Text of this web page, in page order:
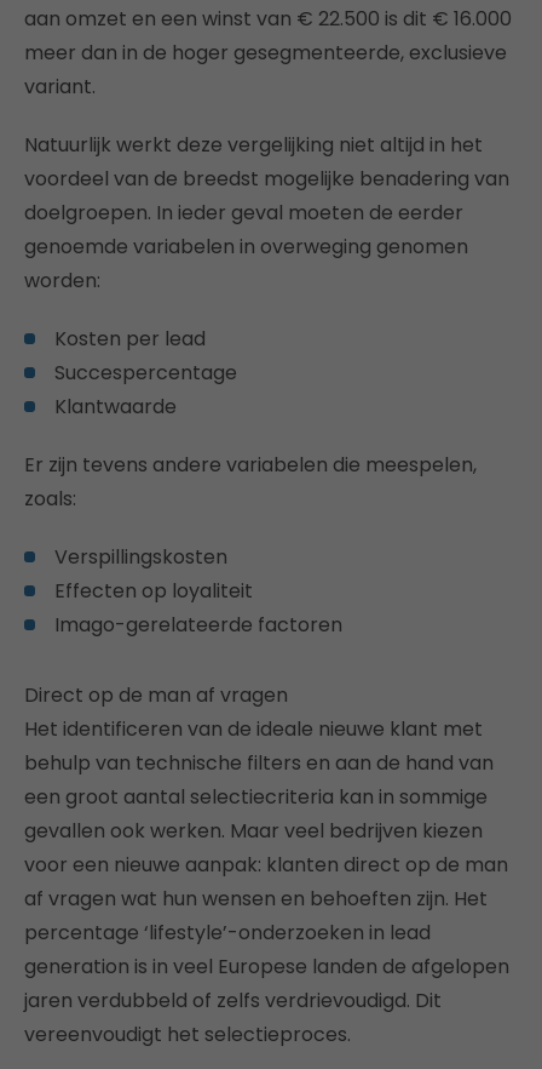
aan omzet en een winst van € 22.500 is dit € 16.000
meer dan in de hoger gesegmenteerde, exclusieve
variant.
Natuurlijk werkt deze vergelijking niet altijd in het
voordeel van de breedst mogelijke benadering van
doelgroepen. In ieder geval moeten de eerder
genoemde variabelen in overweging genomen
worden:
Kosten per lead
Succespercentage
Klantwaarde
Er zijn tevens andere variabelen die meespelen,
zoals:
Verspillingskosten
Effecten op loyaliteit
Imago-gerelateerde factoren
Direct op de man af vragen
Het identificeren van de ideale nieuwe klant met
behulp van technische filters en aan de hand van
een groot aantal selectiecriteria kan in sommige
gevallen ook werken. Maar veel bedrijven kiezen
voor een nieuwe aanpak: klanten direct op de man
af vragen wat hun wensen en behoeften zijn. Het
percentage ‘lifestyle’-onderzoeken in lead
generation is in veel Europese landen de afgelopen
jaren verdubbeld of zelfs verdrievoudigd. Dit
vereenvoudigt het selectieproces.